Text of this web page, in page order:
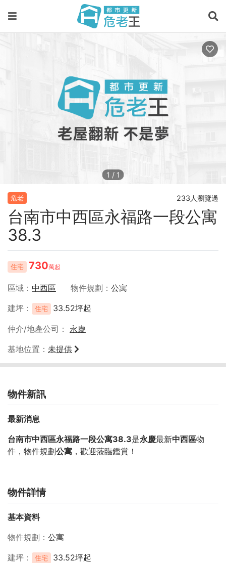
1 / 1
危老 233人瀏覽過
台南市中西區永福路一段公寓
38.3
住宅 730萬起
區域 中西區 物件規劃
公寓
建坪
住宅 33.52坪起
仲介/地產公司
永慶
基地位置
未提供
物件新訊
最新消息
台南市中西區永福路一段公寓38.3是永慶最新中西區物
件，物件規劃公寓 ，歡迎蒞臨鑑賞！
物件詳情
基本資料
物件規劃
公寓
建坪
住宅 33.52坪起